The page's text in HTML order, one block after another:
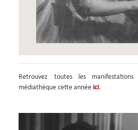
Retrouvez toutes les
médiathèque cette année ici.